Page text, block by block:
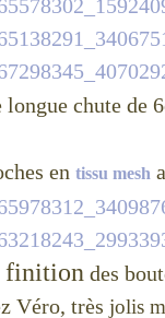
chute de
en tissu mesh
finition des
Véro, très jolis